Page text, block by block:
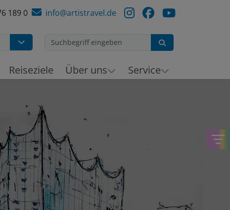
189 0 info@artistravel.de
Reiseziele Über uns Service